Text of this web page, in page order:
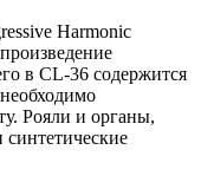
Harmonic
в CL-36 содержится
Рояли и органы,